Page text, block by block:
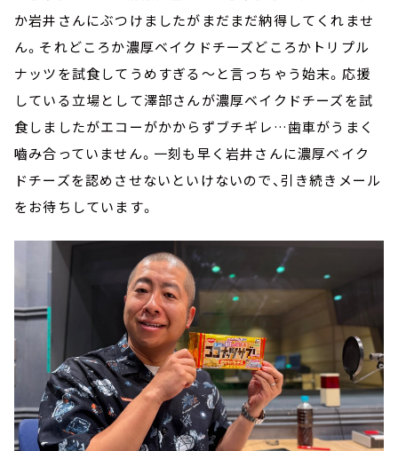
か岩井さんにぶつけましたがまだまだ納得してくれませ
ん。それどころか濃厚ベイクドチーズどころかトリプル
ナッツを試食してうめすぎる～と言っちゃう始末。応援
している立場として澤部さんが濃厚ベイクドチーズを試
食しましたがエコーがかからずブチギレ…歯車がうまく
嚙み合っていません。一刻も早く岩井さんに濃厚ベイク
ドチーズを認めさせないといけないので、引き続きメール
をお待ちしています。